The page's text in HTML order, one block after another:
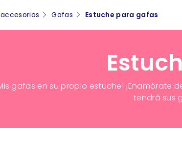
Gafas Estuche para gafas
gafas en su propio estuche!
tendrá sus